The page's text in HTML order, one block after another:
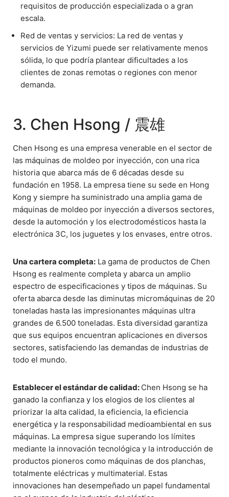
requisitos de producción especializada o a gran
escala.
Red de ventas y servicios: La red de ventas y
servicios de Yizumi puede ser relativamente menos
sólida, lo que podría plantear dificultades a los
clientes de zonas remotas o regiones con menor
demanda.
3. Chen Hsong / 震雄
Chen Hsong es una empresa venerable en el sector de
las máquinas de moldeo por inyección, con una rica
historia que abarca más de 6 décadas desde su
fundación en 1958. La empresa tiene su sede en Hong
Kong y siempre ha suministrado una amplia gama de
máquinas de moldeo por inyección a diversos sectores,
desde la automoción y los electrodomésticos hasta la
electrónica 3C, los juguetes y los envases, entre otros.
Una cartera completa: La gama de productos de Chen
Hsong es realmente completa y abarca un amplio
espectro de especificaciones y tipos de máquinas. Su
oferta abarca desde las diminutas micromáquinas de 20
toneladas hasta las impresionantes máquinas ultra
grandes de 6.500 toneladas. Esta diversidad garantiza
que sus equipos encuentran aplicaciones en diversos
sectores, satisfaciendo las demandas de industrias de
todo el mundo.
Establecer el estándar de calidad: Chen Hsong se ha
ganado la confianza y los elogios de los clientes al
priorizar la alta calidad, la eficiencia, la eficiencia
energética y la responsabilidad medioambiental en sus
máquinas. La empresa sigue superando los límites
mediante la innovación tecnológica y la introducción de
productos pioneros como máquinas de dos planchas,
totalmente eléctricas y multimaterial. Estas
innovaciones han desempeñado un papel fundamental